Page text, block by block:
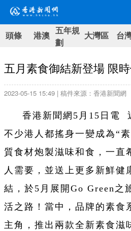
頭條 港澳 五年規
劃
大灣區 台
五月素食御結新登場 限
2023-05-15 15:49 | 稿件來源：香港新聞網
香港新聞網5月15日電
不少港人都搖身一變成為“
質食材炮製滋味和食，一直
人需要，並送上更多新鮮健
結，於5月展開Go Green之
活之路！當中，品牌的素食
主角，推出兩款全新素食